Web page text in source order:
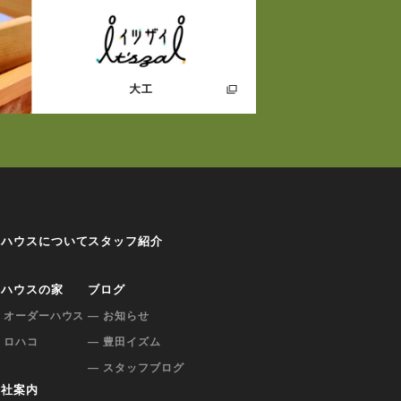
ウスについて
ウスの家
ーダーハウス
ハコ
案内
スタッフ紹介
ブログ
— お知らせ
— 豊田イズム
— スタッフブログ